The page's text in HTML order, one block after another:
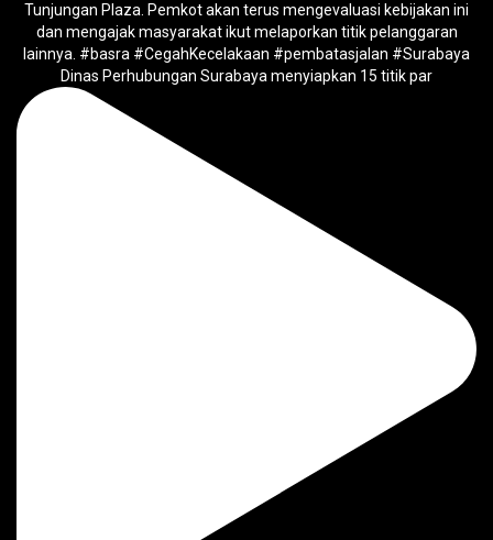
Dinas Perhubungan Surabaya menyiapkan 15 titik par